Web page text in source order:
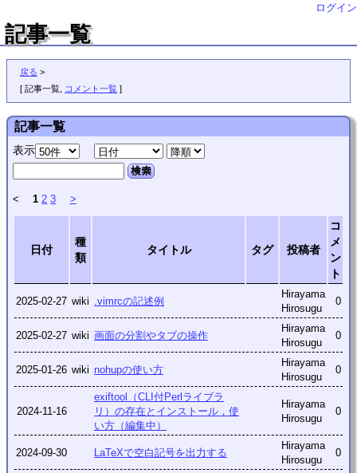
ログイン
記事一覧
戻る >
[ 記事一覧 コメント一覧 ]
記事一覧
表示
検索
< 1 2 3 >
日付
種
類
タイトル タグ 投稿者
コ
メ
ン
ト
2025-02-27 wiki .vimrcの記述例
Hirayama
Hirosugu
0
2025-02-27 wiki 画面の分割やタブの操作
Hirayama
Hirosugu
0
2025-01-26 wiki nohupの使い方
Hirayama
Hirosugu
0
2024-11-16
exiftool（CLI付Perlライブラ
リ）の存在とインストール，使
い方（編集中）
Hirayama
Hirosugu
0
2024-09-30 LaTeXで空白記号を出力する
Hirayama
Hirosugu
0